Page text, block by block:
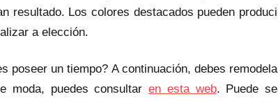
resultado. Los colores destacados pueden
a elección.
poseer un tiempo? A continuación, debes
moda, puedes consultar en esta web. Puede